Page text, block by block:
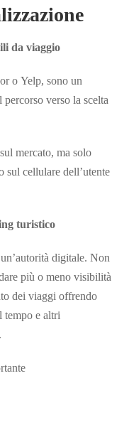
da viaggio
o Yelp, sono un
verso la scelta
mercato, ma solo
sul cellulare dell’utente
turistico
digitale. Non
più o meno visibilità
dei viaggi offrendo
tempo e altri